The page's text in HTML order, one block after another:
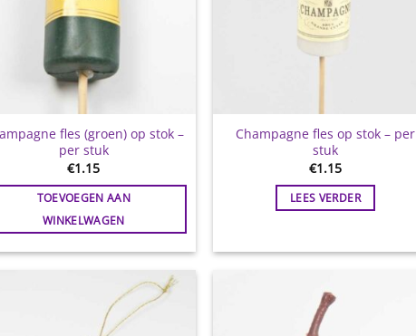
fles (groen) op stok –
per stuk
€1.15
TOEVOEGEN AAN
WINKELWAGEN
Champagne fles op stok – per
stuk
€1.15
LEES VERDER
Toevoegen